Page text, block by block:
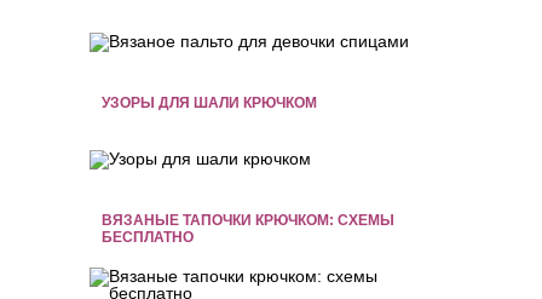
УЗОРЫ ДЛЯ ШАЛИ КРЮЧКОМ
ВЯЗАНЫЕ ТАПОЧКИ КРЮЧКОМ: СХЕМЫ
БЕСПЛАТНО